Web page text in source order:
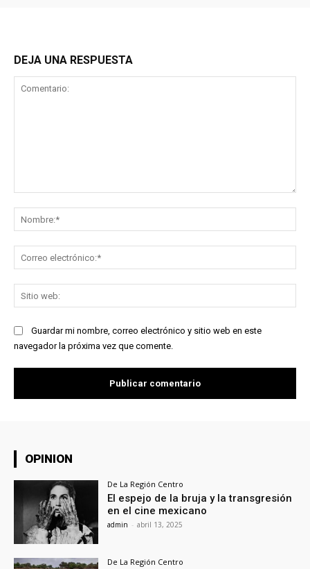
DEJA UNA RESPUESTA
Guardar mi nombre, correo electrónico y sitio web en este
navegador la próxima vez que comente.
OPINION
De La Región Centro
El espejo de la bruja y la transgresión
en el cine mexicano
admin - abril 13, 2025
De La Región Centro